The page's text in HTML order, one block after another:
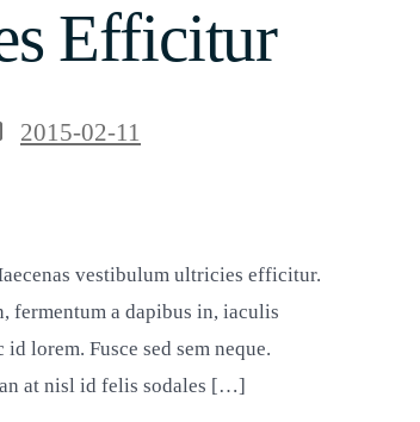
Efficitur
2015-02-11
vestibulum ultricies efficitur.
fermentum a dapibus in, iaculis
lorem. Fusce sed sem neque.
at nisl id felis sodales […]